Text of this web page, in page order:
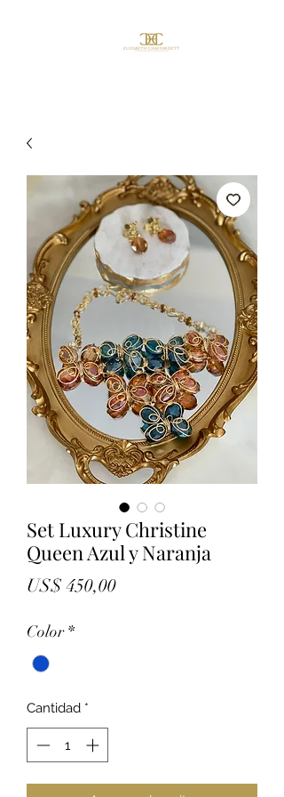
Set Luxury Christine
Queen Azul y Naranja
US$ 450,00Precio
Color *
Cantidad *